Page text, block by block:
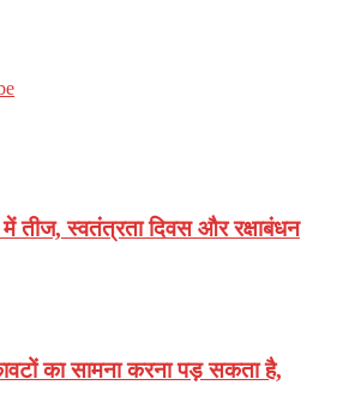
तीज, स्वतंत्रता दिवस और रक्षाबंधन
का सामना करना पड़ सकता है,